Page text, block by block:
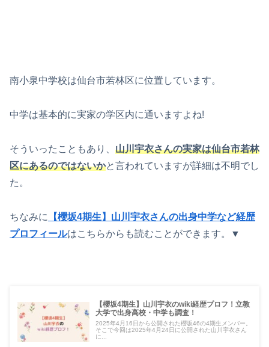
南小泉中学校は仙台市若林区に位置しています。
中学は基本的に実家の学区内に通いますよね!
そういったこともあり、 山川宇衣さんの実家は仙台市若林
区にあるのではないかと言われていますが詳細は不明でし
た。
ちなみに
【櫻坂4期生】山川宇衣さんの出身中学など経歴
プロフィールはこちらからも読むことができます。▼
【櫻坂4期生】山川宇衣のwiki経歴プロフ！立教
大学で出身高校・中学も調査！
2025年4月16日から公開された櫻坂46の4期生メンバー。
そこで今回は2025年4月24日に公開された山川宇衣さん
に...